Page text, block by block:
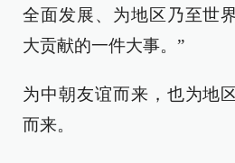
全面发展、为地区乃至世
大贡献的一件大事。”
为中朝友谊而来，也为地
而来。